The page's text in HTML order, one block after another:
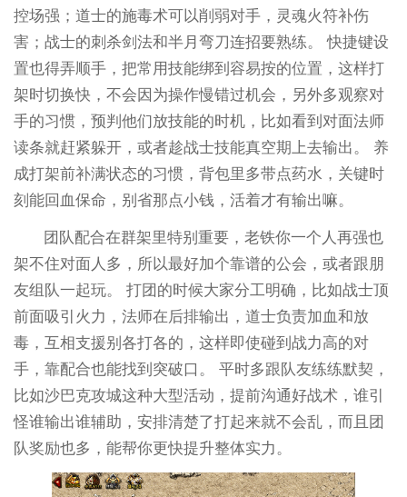
控场强；道士的施毒术可以削弱对手，灵魂火符补伤
害；战士的刺杀剑法和半月弯刀连招要熟练。 快捷键设
置也得弄顺手，把常用技能绑到容易按的位置，这样打
架时切换快，不会因为操作慢错过机会，另外多观察对
手的习惯，预判他们放技能的时机，比如看到对面法师
读条就赶紧躲开，或者趁战士技能真空期上去输出。 养
成打架前补满状态的习惯，背包里多带点药水，关键时
刻能回血保命，别省那点小钱，活着才有输出嘛。
团队配合在群架里特别重要，老铁你一个人再强也
架不住对面人多，所以最好加个靠谱的公会，或者跟朋
友组队一起玩。 打团的时候大家分工明确，比如战士顶
前面吸引火力，法师在后排输出，道士负责加血和放
毒，互相支援别各打各的，这样即使碰到战力高的对
手，靠配合也能找到突破口。 平时多跟队友练练默契，
比如沙巴克攻城这种大型活动，提前沟通好战术，谁引
怪谁输出谁辅助，安排清楚了打起来就不会乱，而且团
队奖励也多，能帮你更快提升整体实力。